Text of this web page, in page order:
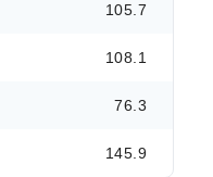
105.7
108.1
76.3
145.9